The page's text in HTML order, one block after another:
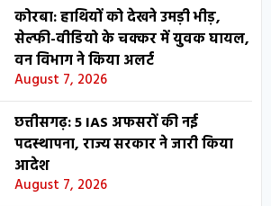
कोरबा: हाथियों को देखने उमड़ी भीड़,
सेल्फी-वीडियो के चक्कर में युवक घायल,
वन विभाग ने किया अलर्ट
August 7, 2026
छत्तीसगढ़: 5 IAS अफसरों की नई
पदस्थापना, राज्य सरकार ने जारी किया
आदेश
August 7, 2026